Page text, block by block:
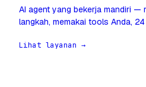
AI agent yang bekerja mandiri —
langkah, memakai tools Anda,
Lihat layanan →